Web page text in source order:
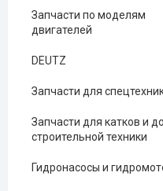
Запчасти по моделям
двигателей
DEUTZ
Запчасти для
Запчасти для катков и
строительной техники
Гидронасосы и